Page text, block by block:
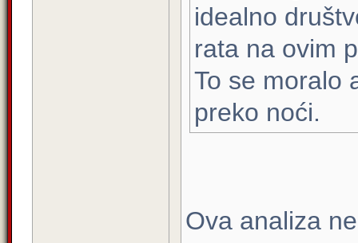
idealno
rata na ovim
To se moralo
preko noći.
Ova analiza